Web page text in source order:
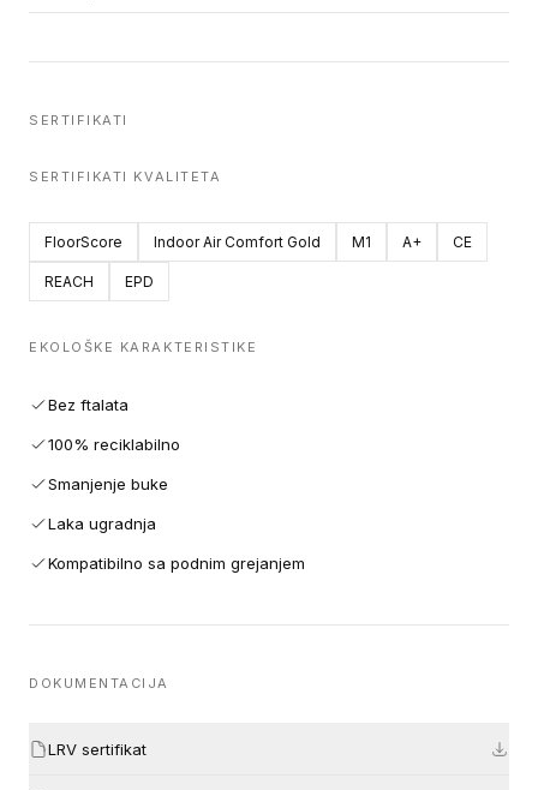
SERTIFIKATI
SERTIFIKATI KVALITETA
FloorScore Indoor Air Comfort Gold M1 A+ CE
REACH EPD
EKOLOŠKE KARAKTERISTIKE
Bez ftalata
100% reciklabilno
Smanjenje buke
Laka ugradnja
Kompatibilno sa podnim grejanjem
DOKUMENTACIJA
LRV sertifikat